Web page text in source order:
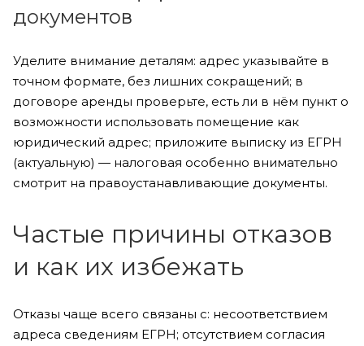
документов
Уделите внимание деталям: адрес указывайте в
точном формате, без лишних сокращений; в
договоре аренды проверьте, есть ли в нём пункт о
возможности использовать помещение как
юридический адрес; приложите выписку из ЕГРН
(актуальную) — налоговая особенно внимательно
смотрит на правоустанавливающие документы.
Частые причины отказов
и как их избежать
Отказы чаще всего связаны с: несоответствием
адреса сведениям ЕГРН; отсутствием согласия